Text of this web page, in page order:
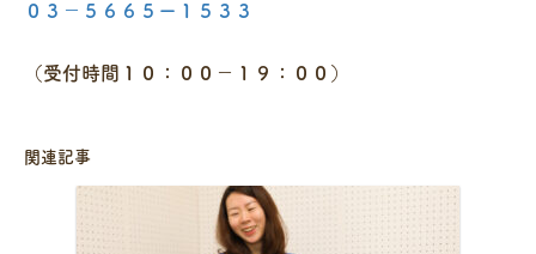
０３－５６６５ー１５３３
（受付時間１０：００－１９：００）
関連記事